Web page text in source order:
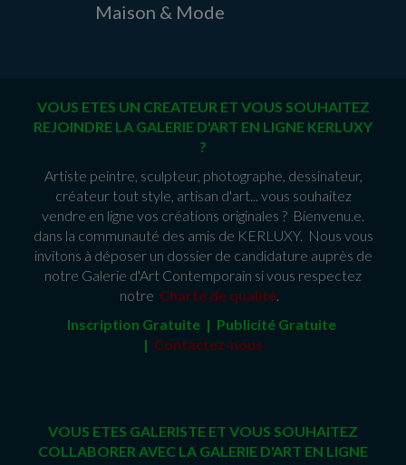
Maison & Mode
VOUS ETES UN CREATEUR ET VOUS SOUHAITEZ
REJOINDRE LA GALERIE D'ART EN LIGNE KERLUXY
?
Artiste peintre, sculpteur, photographe, dessinateur,
créateur tout style, artisan d'art... vous souhaitez
vendre en ligne vos créations originales ? Bienvenu.e.
dans la communauté des amis de KERLUXY. Nous vous
invitons à déposer un dossier de candidature auprès de
notre Galerie d'Art Contemporain si vous respectez
notre Charte de qualité.
Inscription Gratuite | Publicité Gratuite
| Contactez-nous
VOUS ETES GALERISTE ET VOUS SOUHAITEZ
COLLABORER AVEC LA GALERIE D'ART EN LIGNE